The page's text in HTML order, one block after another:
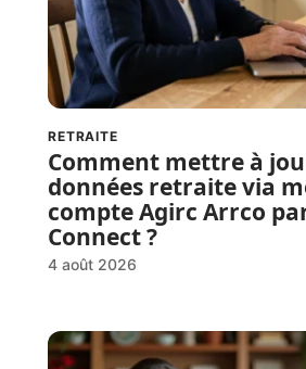
RETRAITE
Comment mettre à
données retraite via
compte Agirc Arrco
Connect ?
4 août 2026